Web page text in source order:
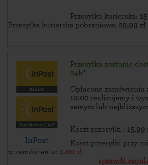
Przesyłka kurierska:
Przesyłka kurierska pobraniowa: 29,99
InPost
Przesyłka zostanie
24h*
Opłacone zamówienia
10:00 realizujemy i
samym lub
Koszt przesyłki : 15,99
Koszt przesyłki przy
w zamówieniu: 0.00 zł
sprawdź